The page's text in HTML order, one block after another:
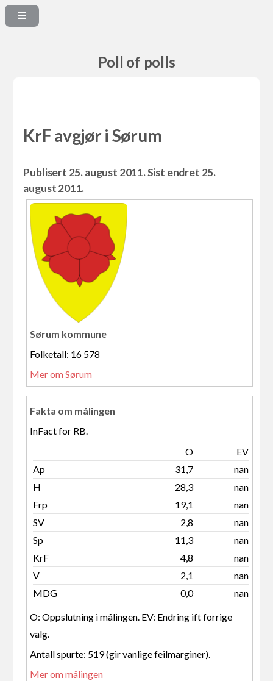
Poll of polls
KrF avgjør i Sørum
Publisert 25. august 2011. Sist endret 25.
august 2011.
Sørum kommune
Folketall: 16 578
Mer om Sørum
Fakta om målingen
InFact for RB.
O
EV
Ap
31,7
nan
H
28,3
nan
Frp
19,1
nan
SV
2,8
nan
Sp
11,3
nan
KrF
4,8
nan
V
2,1
nan
MDG
0,0 nan
O: Oppslutning i målingen. EV: Endring ift forrige
valg.
Antall spurte: 519 (gir vanlige feilmarginer).
Mer om målingen